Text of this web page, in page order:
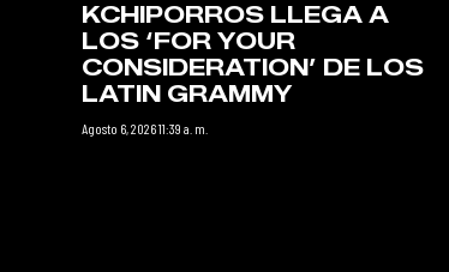
KCHIPORROS LLEGA A
LOS ‘FOR YOUR
CONSIDERATION’ DE LOS
LATIN GRAMMY
Agosto 6, 2026 11:39 a. m.